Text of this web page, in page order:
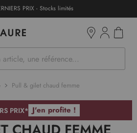
PRIX - Stocks limités
Pull & gilet chaud femme
PRIX* J'en profite !